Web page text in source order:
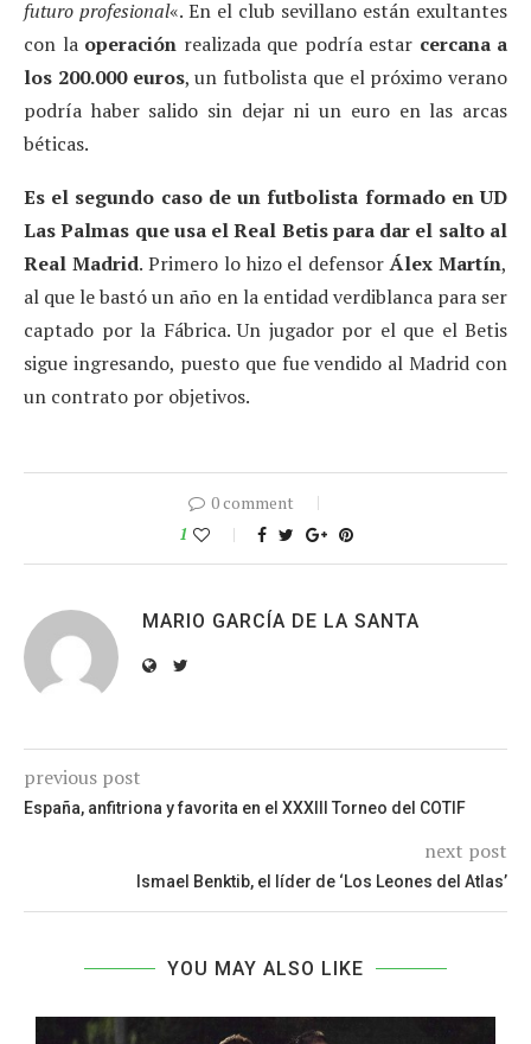
futuro profesional«. En el club sevillano están exultantes
con la operación realizada que podría estar cercana a
los 200.000 euros, un futbolista que el próximo verano
podría haber salido sin dejar ni un euro en las arcas
béticas.
Es el segundo caso de un futbolista formado en UD
Las Palmas que usa el Real Betis para dar el salto al
Real Madrid. Primero lo hizo el defensorÁlex Martín,
al que le bastó un año en la entidad verdiblanca para ser
captado por la Fábrica. Un jugador por el que el Betis
sigue ingresando, puesto que fue vendido al Madrid con
un contrato por objetivos.
0 comment
1
MARIO GARCÍA DE LA SANTA
previous post
España, anfitriona y favorita en el XXXIII Torneo del COTIF
next post
Ismael Benktib, el líder de ‘Los Leones del Atlas’
YOU MAY ALSO LIKE